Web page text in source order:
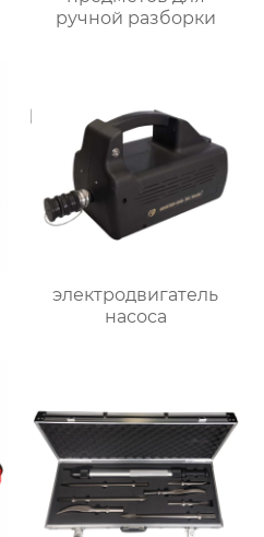
ручной разборки
электродвигатель
насоса